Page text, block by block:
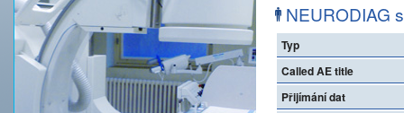
NEURODIAG
Typ
Called AE title
Přijímání dat